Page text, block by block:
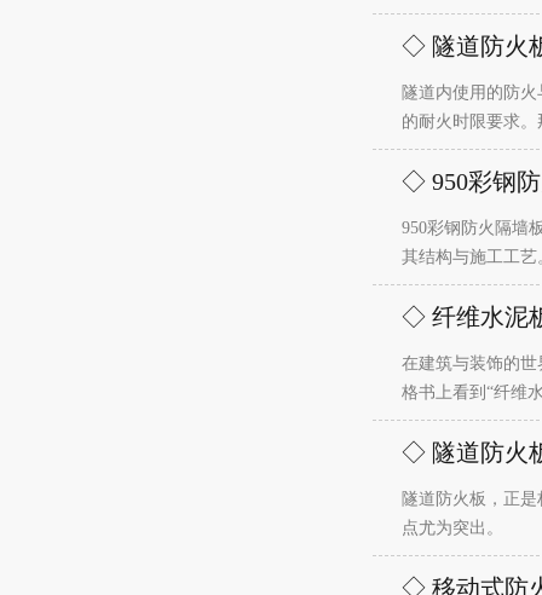
◇ 隧道防火
隧道内使用的防
的耐火时限要求
◇ 950彩钢
950彩钢防火隔墙
其结构与施工工艺
◇ 纤维水泥
在建筑与装饰的
格书上看到“纤维
◇ 隧道防火
隧道防火板，正
点尤为突出。
◇ 移动式防